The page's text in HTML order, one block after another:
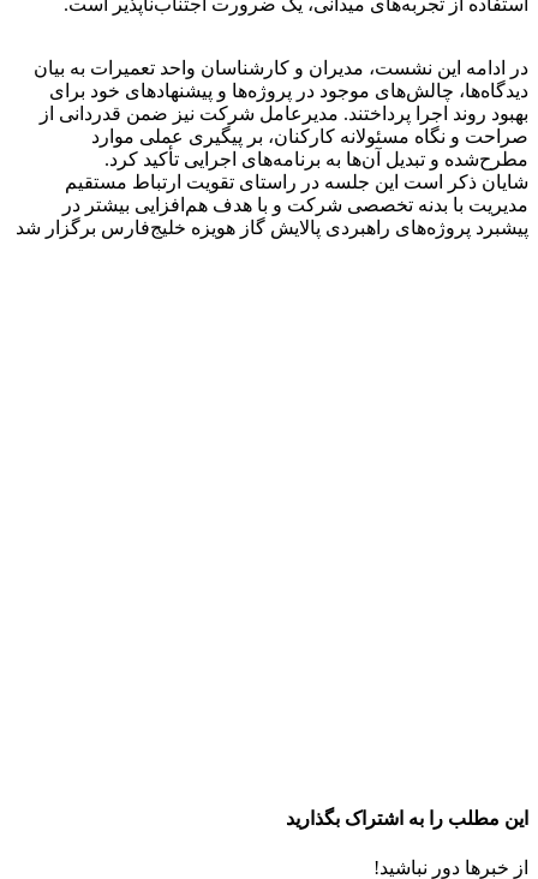
استفاده از تجربه‌های میدانی، یک ضرورت اجتناب‌ناپذیر است.
در ادامه این نشست، مدیران و کارشناسان واحد تعمیرات به بیان
دیدگاه‌ها، چالش‌های موجود در پروژه‌ها و پیشنهادهای خود برای
بهبود روند اجرا پرداختند. مدیرعامل شرکت نیز ضمن قدردانی از
صراحت و نگاه مسئولانه کارکنان، بر پیگیری عملی موارد
مطرح‌شده و تبدیل آن‌ها به برنامه‌های اجرایی تأکید کرد.
شایان ذکر است این جلسه در راستای تقویت ارتباط مستقیم
مدیریت با بدنه تخصصی شرکت و با هدف هم‌افزایی بیشتر در
پیشبرد پروژه‌های راهبردی پالایش گاز هویزه خلیج‌فارس برگزار شد
این مطلب را به اشتراک بگذارید
از خبرها دور نباشید!